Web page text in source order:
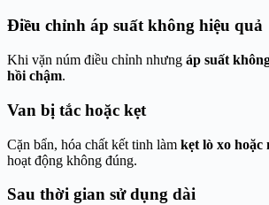
Điều chỉnh áp suất không hiệu quả
Khi vặn núm điều chỉnh nhưng áp suất
hồi chậm.
Van bị tắc hoặc kẹt
Cặn bẩn, hóa chất kết tinh làm kẹt lò xo hoặc
hoạt động không đúng.
Sau thời gian sử dụng dài